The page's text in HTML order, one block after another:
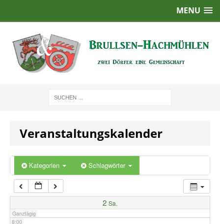
MENU
Veranstaltungskalender
Kategorien Schlagwörter
2 Sa.
Ganztägig
2:00
5:00
7:00
8:00